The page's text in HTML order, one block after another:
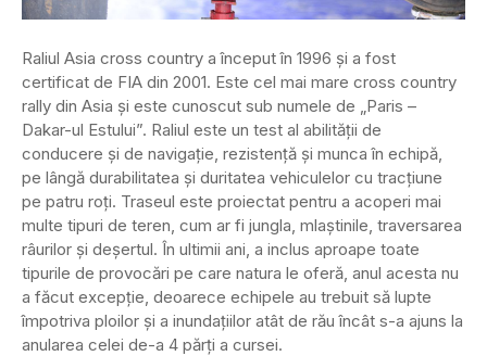
Raliul Asia cross country a început în 1996 și a fost
certificat de FIA din 2001. Este cel mai mare cross country
rally din Asia și este cunoscut sub numele de „Paris –
Dakar-ul Estului”. Raliul este un test al abilității de
conducere și de navigație, rezistență și munca în echipă,
pe lângă durabilitatea și duritatea vehiculelor cu tracțiune
pe patru roți. Traseul este proiectat pentru a acoperi mai
multe tipuri de teren, cum ar fi jungla, mlaștinile, traversarea
râurilor și deșertul. În ultimii ani, a inclus aproape toate
tipurile de provocări pe care natura le oferă, anul acesta nu
a făcut excepție, deoarece echipele au trebuit să lupte
împotriva ploilor și a inundațiilor atât de rău încât s-a ajuns la
anularea celei de-a 4 părți a cursei.